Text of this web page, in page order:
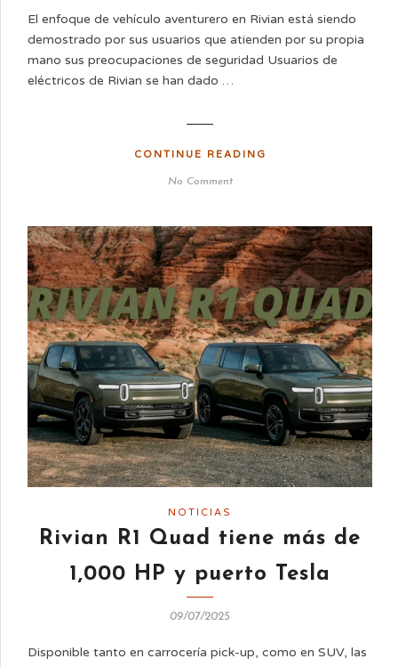
El enfoque de vehículo aventurero en Rivian está siendo
demostrado por sus usuarios que atienden por su propia
mano sus preocupaciones de seguridad Usuarios de
eléctricos de Rivian se han dado …
CONTINUE READING
No Comment
NOTICIAS
Rivian R1 Quad tiene más de
1,000 HP y puerto Tesla
09/07/2025
Disponible tanto en carrocería pick-up, como en SUV, las